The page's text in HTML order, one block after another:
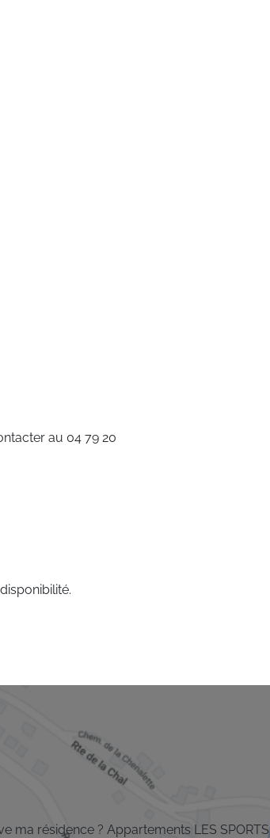
au 04 79 20
ma résidence ? Appartements LES SPORTS